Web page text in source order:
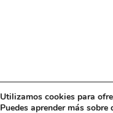
Utilizamos cookies para
Puedes aprender más